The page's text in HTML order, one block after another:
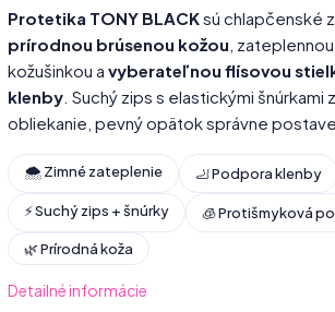
Protetika TONY BLACKsú chlapčenské
prírodnou brúsenou kožou ,
kožušinkou a vyberateľnou flísovou
klenby . Suchý zips s elastickými šnúrkami
obliekanie, pevný opätok správne
🌨️ Zimné zateplenie 🦶 Podpora klenby
⚡ Suchý zips + šnúrky 🧊 Protišmyková
🌿 Prírodná koža
Detailné informácie